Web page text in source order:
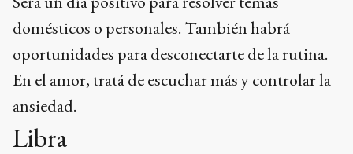
domésticos o personales. También habrá
oportunidades para desconectarte de la rutina.
En el amor, tratá de escuchar más y controlar la
ansiedad.
Libra